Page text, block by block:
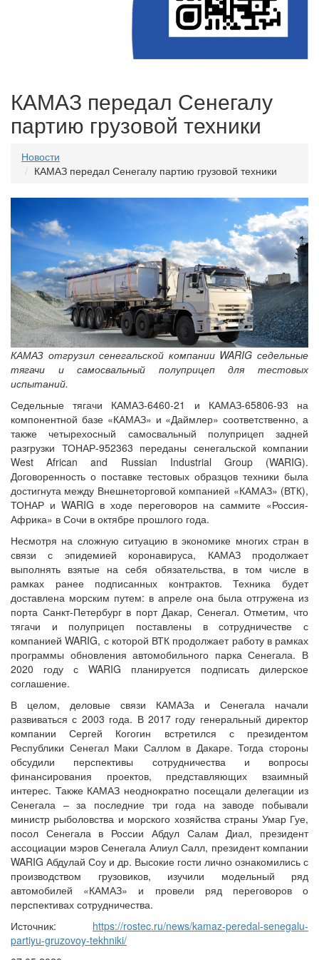
КАМАЗ передал Сенегалу
партию грузовой техники
Новости
КАМАЗ передал Сенегалу партию грузовой техники
КАМАЗ отгрузил сенегальской компании WARIG седельные
тягачи и самосвальный полуприцеп для тестовых
испытаний.
Седельные тягачи КАМАЗ-6460-21 и КАМАЗ-65806-93 на
компонентной базе «КАМАЗ» и «Даймлер» соответственно, а
также четырехосный самосвальный полуприцеп задней
разгрузки ТОНАР-952363 переданы сенегальской компании
West African and Russian Industrial Group (WARIG).
Договоренность о поставке тестовых образцов техники была
достигнута между Внешнеторговой компанией «КАМАЗ» (ВТК),
ТОНАР и WARIG в ходе переговоров на саммите «Россия-
Африка» в Сочи в октябре прошлого года.
Несмотря на сложную ситуацию в экономике многих стран в
связи с эпидемией коронавируса, КАМАЗ продолжает
выполнять взятые на себя обязательства, в том числе в
рамках ранее подписанных контрактов. Техника будет
доставлена морским путем: в апреле она была отгружена из
порта Санкт-Петербург в порт Дакар, Сенегал. Отметим, что
тягачи и полуприцеп поставлены в сотрудничестве с
компанией WARIG, с которой ВТК продолжает работу в рамках
программы обновления автомобильного парка Сенегала. В
2020 году с WARIG планируется подписать дилерское
соглашение.
В целом, деловые связи КАМАЗа и Сенегала начали
развиваться с 2003 года. В 2017 году генеральный директор
компании Сергей Когогин встретился с президентом
Республики Сенегал Маки Саллом в Дакаре. Тогда стороны
обсудили перспективы сотрудничества и вопросы
финансирования проектов, представляющих взаимный
интерес. Также КАМАЗ неоднократно посещали делегации из
Сенегала – за последние три года на заводе побывали
министр рыболовства и морского хозяйства страны Умар Гуе,
посол Сенегала в России Абдул Салам Диал, президент
ассоциации мэров Сенегала Алиул Салл, президент компании
WARIG Абдулай Соу и др. Высокие гости лично ознакомились с
производством грузовиков, изучили модельный ряд
автомобилей «КАМАЗ» и провели ряд переговоров о
перспективах сотрудничества.
Источник: https://rostec.ru/news/kamaz-peredal-senegalu-
partiyu-gruzovoy-tekhniki/